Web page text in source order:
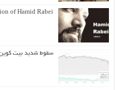
of Hamid Rabei
سقوط شدید بیت کوین ؛ افت ۱۵ درصدی